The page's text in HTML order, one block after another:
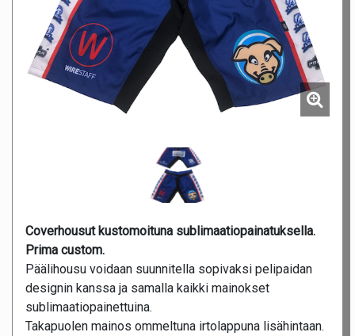
Coverhousut kustomoituna sublimaatiopainatuksella.
Prima custom.
Päälihousu voidaan suunnitella sopivaksi pelipaidan
designin kanssa ja samalla kaikki mainokset
sublimaatiopainettuina.
Takapuolen mainos ommeltuna irtolappuna lisähintaan.